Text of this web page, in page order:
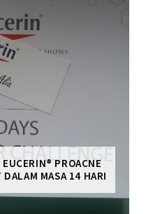
PROACNE
MASA 14 HARI